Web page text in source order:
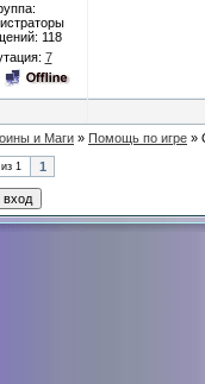
118
7
и Маги » Помощь по игре »
из 1 1